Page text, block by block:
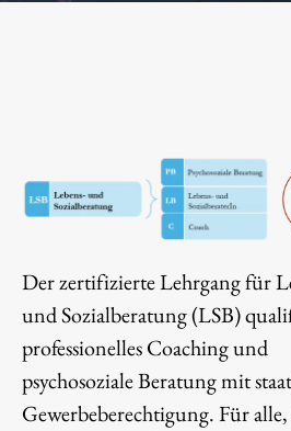
Der zertifizierte Lehrgang für
und Sozialberatung (LSB)
professionelles Coaching und
psychosoziale Beratung mit
Gewerbeberechtigung. Für